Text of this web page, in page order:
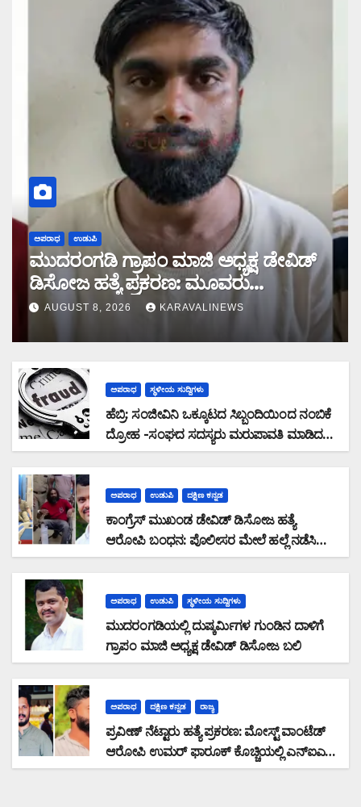
ಅಪರಾಧ ಉಡುಪಿ
ಮುದರಂಗಡಿ ಗ್ರಾಪಂ ಮಾಜಿ ಅಧ್ಯಕ್ಷ ಡೇವಿಡ್
ಡಿಸೋಜ ಹತ್ಯೆ ಪ್ರಕರಣ: ಮೂವರು
ಆರೋಪಿಗಳ ಬಂಧನ
AUGUST 8, 2026 KARAVALINEWS
ಅಪರಾಧ ಸ್ಥಳೀಯ ಸುದ್ದಿಗಳು
ಹೆಬ್ರಿ: ಸಂಜೀವಿನಿ ಒಕ್ಕೂಟದ ಸಿಬ್ಬಂದಿಯಿಂದ ನಂಬಿಕೆ
ದ್ರೋಹ -ಸಂಘದ ಸದಸ್ಯರು ಮರುಪಾವತಿ ಮಾಡಿದ
ಸಾಲ ಜಮಾ ಮಾಡದೆ 28,19,489 ರೂ. ವಂಚನೆ
ಅಪರಾಧ ಉಡುಪಿ ದಕ್ಷಿಣ ಕನ್ನಡ
ಕಾಂಗ್ರೆಸ್ ಮುಖಂಡ ಡೇವಿಡ್ ಡಿಸೋಜ ಹತ್ಯೆ
ಆರೋಪಿ ಬಂಧನ: ಪೊಲೀಸರ ಮೇಲೆ ಹಲ್ಲೆ ನಡೆಸಿ
ಪರಾರಿಯಾಗುತ್ತಿದ್ದ ಆರೋಪಿ ಕಾಲಿಗೆ ಫೈರಿಂಗ್
ಅಪರಾಧ ಉಡುಪಿ ಸ್ಥಳೀಯ ಸುದ್ದಿಗಳು
ಮುದರಂಗಡಿಯಲ್ಲಿ ದುಷ್ಕರ್ಮಿಗಳ ಗುಂಡಿನ ದಾಳಿಗೆ
ಗ್ರಾಪಂ ಮಾಜಿ ಅಧ್ಯಕ್ಷ ಡೇವಿಡ್ ಡಿಸೋಜ ಬಲಿ
ಅಪರಾಧ ದಕ್ಷಿಣ ಕನ್ನಡ ರಾಜ್ಯ
ಪ್ರವೀಣ್ ನೆಟ್ಟಾರು ಹತ್ಯೆ ಪ್ರಕರಣ: ಮೋಸ್ಟ್ ವಾಂಟೆಡ್
ಆರೋಪಿ ಉಮರ್ ಫಾರೂಕ್ ಕೊಚ್ಚಿಯಲ್ಲಿ ಎನ್‌ಐಎ
ವಶಕ್ಕೆ